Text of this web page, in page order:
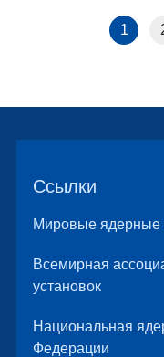
1
Ссылки
Мировые ядерные
Всемирная
установок
Национальная
Федерации